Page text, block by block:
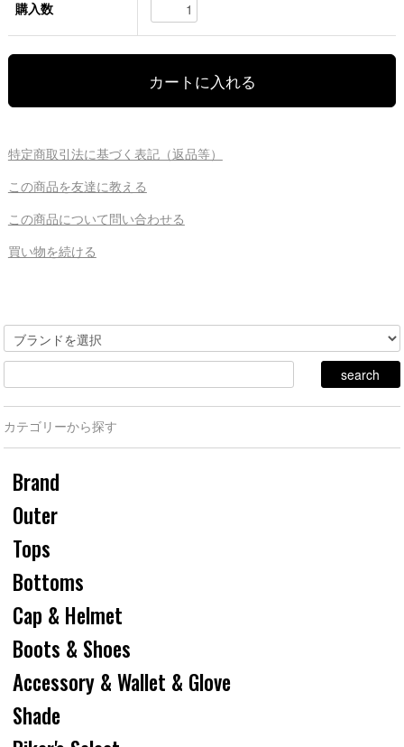
購入数
特定商取引法に基づく表記（返品等）
この商品を友達に教える
この商品について問い合わせる
買い物を続ける
カテゴリーから探す
Brand
Outer
Tops
Bottoms
Cap & Helmet
Boots & Shoes
Accessory & Wallet & Glove
Shade